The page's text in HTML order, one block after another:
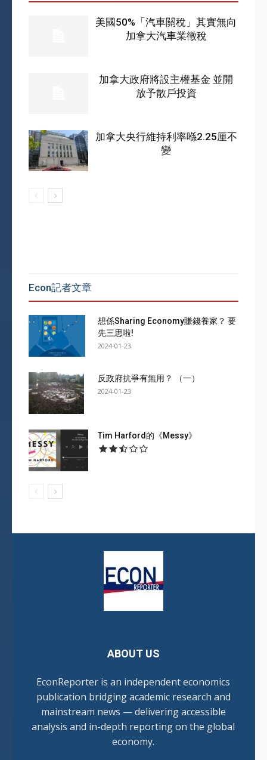
美國50%「汽車關稅」其實無向
加拿大汽車業徵稅
加拿大政府將設主權基金 並開
放予散戶投資
加拿大央行維持利率喺2.25厘不
變
Econ記者文章
想係Sharing Economy賺錢養家？ 要
先三思啦!
2024-01-23
反政府抗爭有無用？ （一）
2024-01-23
Tim Harford的《Messy》
ABOUT US
EconReporter is an independent economics
publication bridging academic research and
mainstream news — delivering accessible
analysis and in-depth reporting on the global
economy.